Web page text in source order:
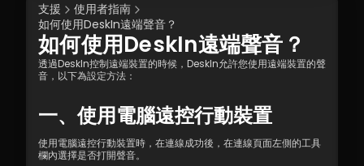
服務條款
隱私政策
1.3 DeskIn 客戶端運行
1.4 DeskIn 註冊和登入
1.5 權限設定
支援
使用者指南
如何使用DeskIn遠端聲音？
如何使用DeskIn遠端聲音？
透過DeskIn控制遠端裝置的時候，DeskIn允許您使用遠端裝置的聲
音，以下為設定方法：
一、使用電腦遠控行動裝置
使用電腦遠控行動裝置時，在連線成功後，在連線頁面左側的工具
欄內選擇是否打開聲音。